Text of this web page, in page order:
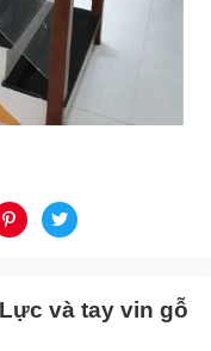
và tay vin gỗ